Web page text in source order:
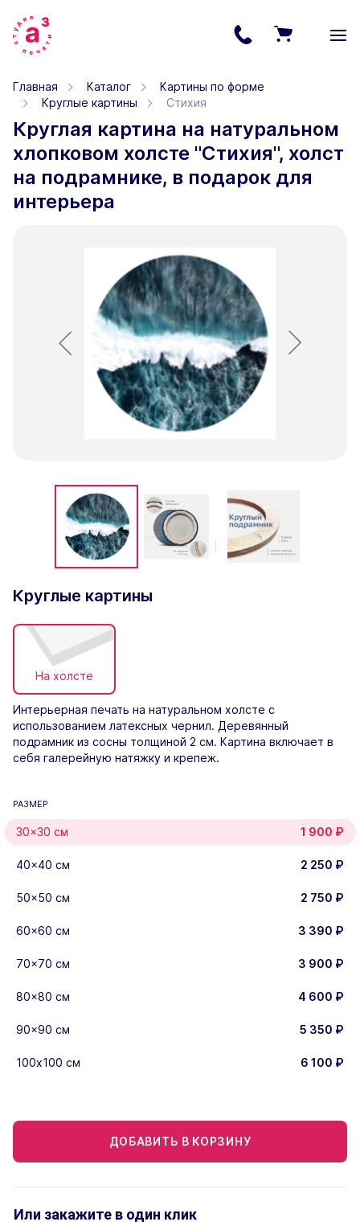
Главная Каталог
Картины по форме
Круглые картины
Стихия
Круглая картина на натуральном
хлопковом холсте "Стихия", холст
на подрамнике, в подарок для
интерьера
Круглые картины
На холсте
Интерьерная печать на натуральном холсте с
использованием латексных чернил. Деревянный
подрамник из сосны толщиной 2 см. Картина включает в
себя галерейную натяжку и крепеж.
РАЗМЕР
30×30 см 1 900 ₽
40×40 см 2 250 ₽
50x50 см 2 750 ₽
60×60 см 3 390 ₽
70×70 см 3 900 ₽
80x80 см 4 600 ₽
90x90 см 5 350 ₽
100х100 см 6 100 ₽
ДОБАВИТЬ В КОРЗИНУ
Или закажите в один клик